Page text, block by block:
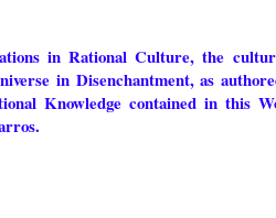
in Rational Culture, the
in Disenchantment, as
Knowledge contained in this